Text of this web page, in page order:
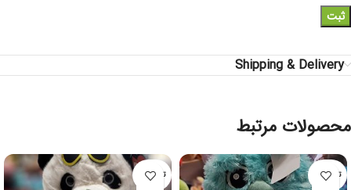
Shipping & Delivery
محصولات مرتبط
تمام شده تمام شده